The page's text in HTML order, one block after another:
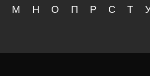
М Н О П Р С Т